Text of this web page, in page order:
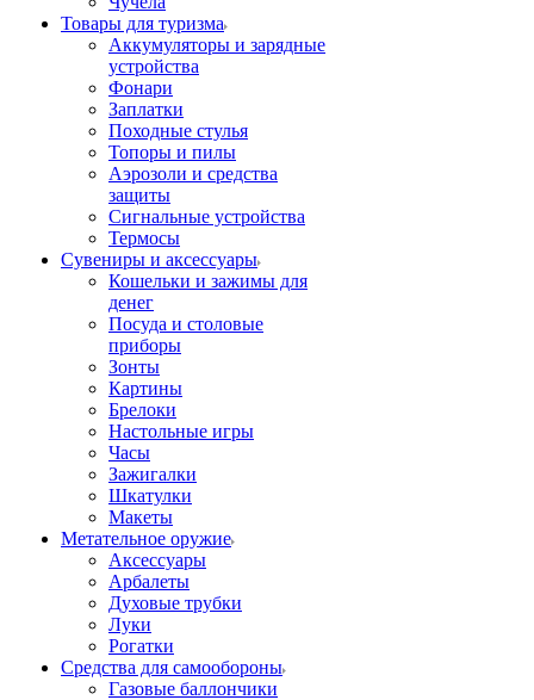
Товары для туризма
Аккумуляторы и зарядные
устройства
Фонари
Заплатки
Походные стулья
Топоры и пилы
Аэрозоли и средства
защиты
Сигнальные устройства
Термосы
Сувениры и аксессуары
Кошельки и зажимы для
денег
Посуда и столовые
приборы
Зонты
Картины
Брелоки
Настольные игры
Часы
Зажигалки
Шкатулки
Макеты
Метательное оружие
Аксессуары
Арбалеты
Духовые трубки
Луки
Рогатки
Средства для самообороны
Газовые баллончики